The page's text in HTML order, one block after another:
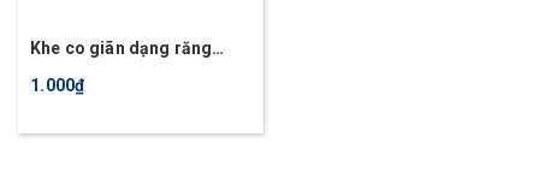
Khe co giãn dạng răng
lược
1.000₫